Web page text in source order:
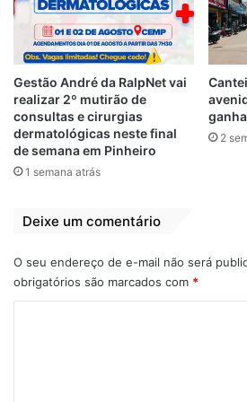
Em Fortaleza, o
nesta sexta até duas horas
dos terminais mais
circulação, os
escoltados por policiais
Gestão André da RalpNet vai
realizar 2º mutirão de
consultas e cirurgias
dermatológicas neste final
de semana em Pinheiro
1 semana atrás
2
Deixe um comentário
O seu endereço de e-mail não será
obrigatórios são marcados com *